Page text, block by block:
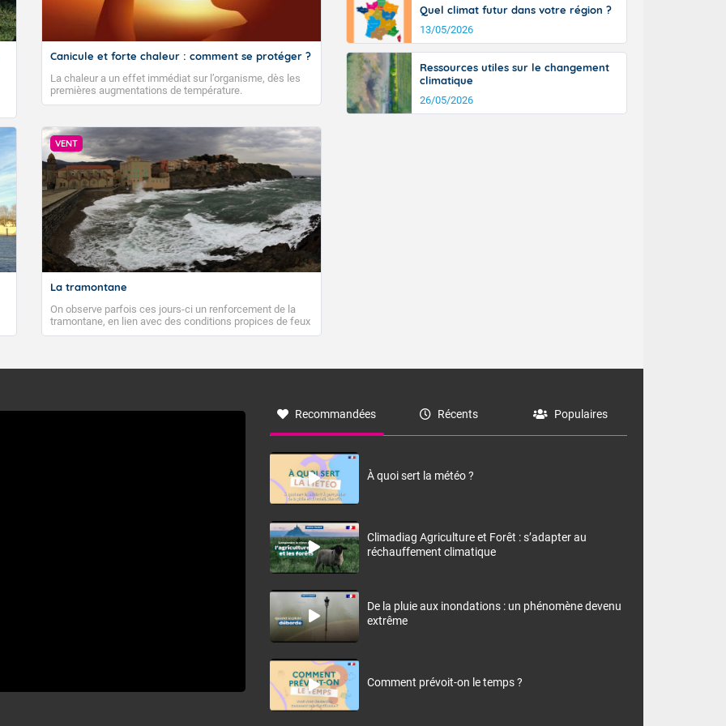
Canicule et forte chaleur : comment se protéger ?
La chaleur a un effet immédiat sur l’organisme, dès les
premières augmentations de température.
VENT
La tramontane
On observe parfois ces jours-ci un renforcement de la
tramontane, en lien avec des conditions propices de feux
de forêt. Mais qu'est-ce que la tramontane ? Quelles sont
à nord-ouest, dans un secteur qui part du Roussillon à la
monts, en allusion aux régions montagneuses d’où
Quel climat futur dans votre région ?
13/05/2026
Ressources utiles sur le changement
climatique
26/05/2026
Recommandées Récents Populaires
À quoi sert la météo ?
Climadiag Agriculture et Forêt : s’adapter au
réchauffement climatique
De la pluie aux inondations : un phénomène devenu
extrême
Comment prévoit-on le temps ?